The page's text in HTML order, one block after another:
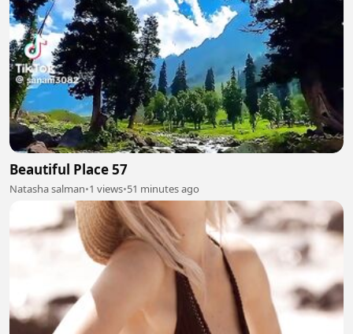
Beautiful Place 57
Natasha salman•1 views•51 minutes ago